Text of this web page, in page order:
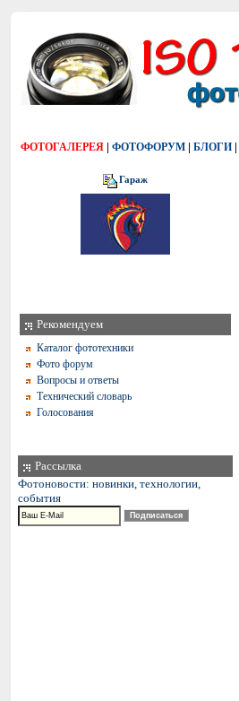
ФОТОГАЛЕРЕЯ | ФОТОФОРУМ | БЛОГИ |
Гараж
Рекомендуем
Каталог фототехники
Фото форум
Вопросы и ответы
Технический словарь
Голосования
Рассылка
Фотоновости: новинки, технологии,
события